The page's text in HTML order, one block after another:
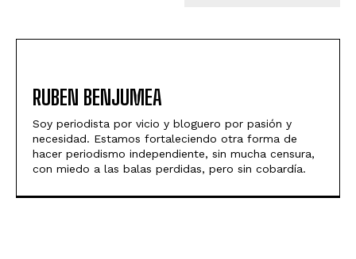
RUBEN BENJUMEA
Soy periodista por vicio y bloguero por pasión y
necesidad. Estamos fortaleciendo otra forma de
hacer periodismo independiente, sin mucha censura,
con miedo a las balas perdidas, pero sin cobardía.